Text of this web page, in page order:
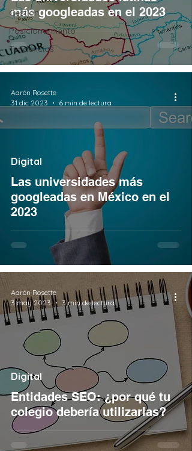
Gestión
Posicionamiento
Tendencias
más googleadas en el 2023
Las universidades más
googleadas en México en el
2023
Digital
Aarón Rosette
31 dic 2023
6 min de lectura
Entidades SEO: ¿por qué tu
colegio debería utilizarlas?
Digital
Aarón Rosette
3 may 2023
3 min de lectura